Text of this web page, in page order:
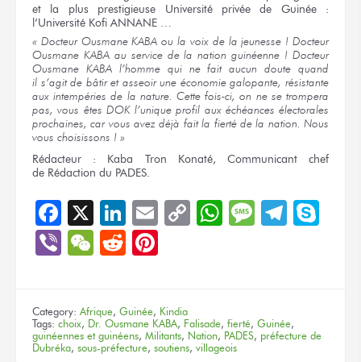
et la plus prestigieuse Université privéede Guinée :
l’Université Kofi ANNANE …
« Docteur Ousmane KABAou la voix de la jeunesse ! Docteur
Ousmane KABA au service de la nation guinéenne ! Docteur
Ousmane KABAl’homme qui ne faitaucun doute quand
il s’agit de bâtir et asseoir une économiegalopante, résistante
aux intempériesde la nature. Cette fois-ci, on ne se trompera
pas,vous êtes DOK l’unique profil aux échéances électorales
prochaines, car vous avez déjà faitla fiertédela nation. Nous
vous choisissons ! »
Rédacteur : Kaba Tron Konaté, Communicant chef
de Rédaction du PADES.
Facebook
X LinkedIn
EmailCopyWhatsApp
Message
ViberWeChat
Reddit
Category: Afrique, Guinée, Kindia
Tags: choix, Dr. Ousmane KABA, Falisade, fierté, Guinée,
guinéennes et guinéens, Militants, Nation, PADES, préfecture de
Dubréka, sous-préfecture, soutiens, villageois